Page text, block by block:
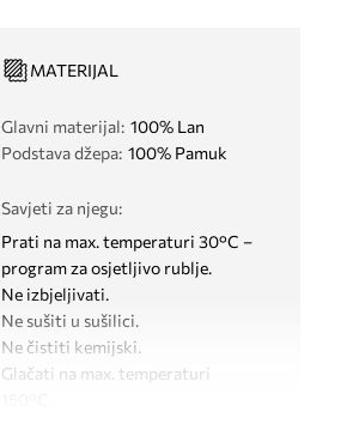
MATERIJAL
Glavni materijal: 100% Lan
Podstava džepa: 100% Pamuk
Savjeti za njegu:
Prati na max. temperaturi 30°C –
program za osjetljivo rublje.
Ne izbjeljivati.
Ne sušiti u sušilici.
Ne čistiti kemijski.
Glačati na max. temperaturi